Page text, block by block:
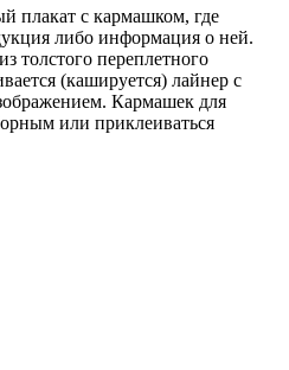
плакат с кармашком, где
либо информация о ней.
из толстого переплетного
(кашируется) лайнер с
Кармашек для
или приклеиваться